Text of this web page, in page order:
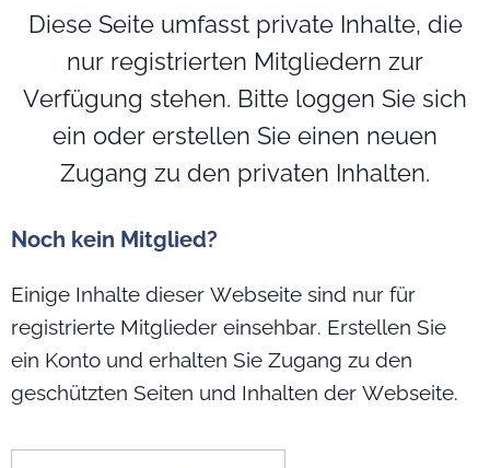
Diese Seite umfasst private Inhalte, die
nur registrierten Mitgliedern zur
Verfügung stehen. Bitte loggen Sie sich
ein oder erstellen Sie einen neuen
Zugang zu den privaten Inhalten.
Noch kein Mitglied?
Einige Inhalte dieser Webseite sind nur für
registrierte Mitglieder einsehbar. Erstellen Sie
ein Konto und erhalten Sie Zugang zu den
geschützten Seiten und Inhalten der Webseite.